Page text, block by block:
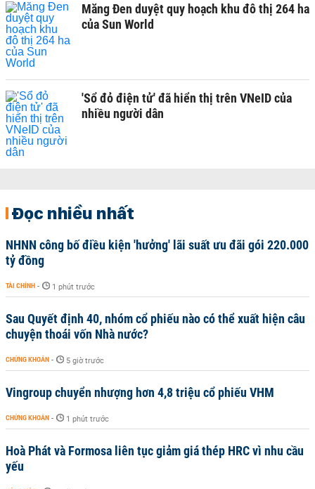
Măng Đen duyệt quy hoạch khu đô thị 264 ha
của Sun World
'Sổ đỏ điện tử' đã hiển thị trên VNeID của
nhiều người dân
Đọc nhiều nhất
NHNN công bố điều kiện 'hưởng' lãi suất ưu đãi gói 220.000
tỷ đồng
TÀI CHÍNH - 1 phút trước
Sau Quyết định 40, nhóm cổ phiếu nào có thể xuất hiện câu
chuyện thoái vốn Nhà nước?
CHỨNG KHOÁN - 5 giờ trước
Vingroup chuyển nhượng hơn 4,8 triệu cổ phiếu VHM
CHỨNG KHOÁN - 1 phút trước
Hoà Phát và Formosa liên tục giảm giá thép HRC vì nhu cầu
yếu